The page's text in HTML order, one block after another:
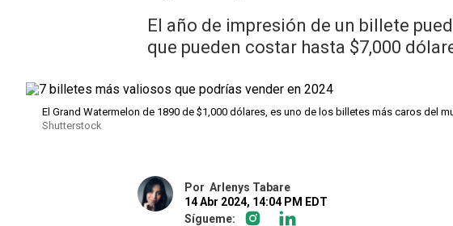
El año de impresión de un billete
que pueden costar hasta $7,000
El Grand Watermelon de 1890 de $1,000 dólares, es uno de los billetes más caros del
Shutterstock
Por Arlenys Tabare
14 Abr 2024, 14:04 PM EDT
Sígueme: